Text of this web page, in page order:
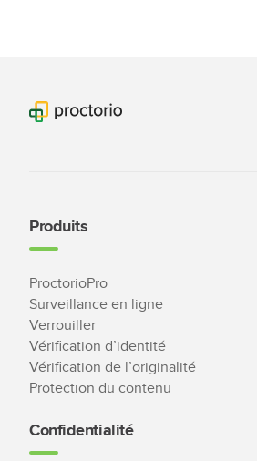
Produits
ProctorioPro
Surveillance en ligne
Verrouiller
Vérification d’identité
Vérification de l’originalité
Protection du contenu
Confidentialité